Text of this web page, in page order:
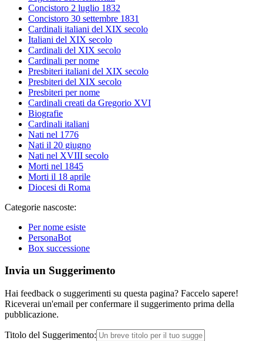
Concistoro 2 luglio 1832
Concistoro 30 settembre 1831
Cardinali italiani del XIX secolo
Italiani del XIX secolo
Cardinali del XIX secolo
Cardinali per nome
Presbiteri italiani del XIX secolo
Presbiteri del XIX secolo
Presbiteri per nome
Cardinali creati da Gregorio XVI
Biografie
Cardinali italiani
Nati nel 1776
Nati il 20 giugno
Nati nel XVIII secolo
Morti nel 1845
Morti il 18 aprile
Diocesi di Roma
Categorie nascoste:
Per nome esiste
PersonaBot
Box successione
Invia un Suggerimento
Hai feedback o suggerimenti su questa pagina? Faccelo sapere!
Riceverai un'email per confermare il suggerimento prima della
pubblicazione.
Titolo del Suggerimento: